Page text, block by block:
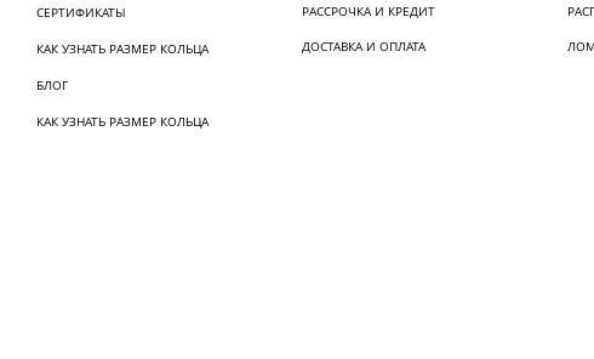
СЕРТИФИКАТЫ
КАК УЗНАТЬ РАЗМЕР КОЛЬЦА
БЛОГ
КАК УЗНАТЬ РАЗМЕР КОЛЬЦА
РАССРОЧКА И КРЕДИТ
ДОСТАВКА И ОПЛАТА